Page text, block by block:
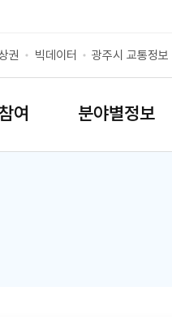
권 빅데이터 광주시 교통정보
여 분야별정보